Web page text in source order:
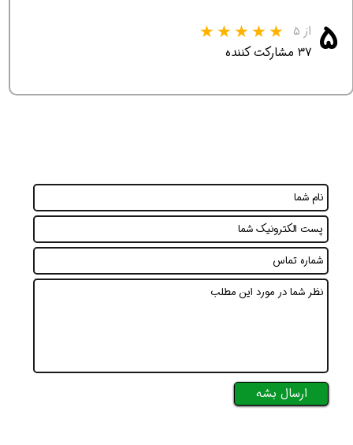
۵ از ۵
۳۷ مشارکت کننده
ارسال بشه